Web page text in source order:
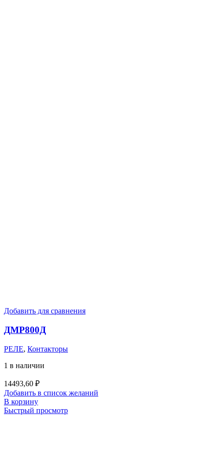
Добавить для сравнения
ДМР800Д
РЕЛЕ, Контакторы
1 в наличии
14493,60 ₽
Добавить в список желаний
В корзину
Быстрый просмотр